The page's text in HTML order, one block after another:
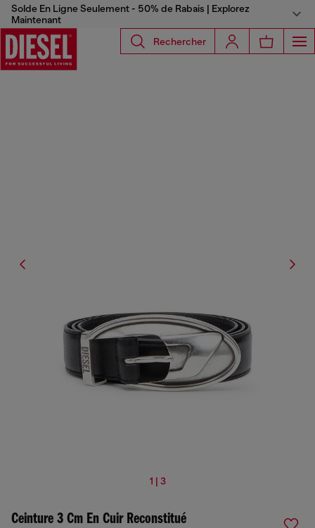
Solde En Ligne Seulement - 50% de Rabais | Explorez
Maintenant
Rechercher
1 | 3
Ceinture 3 Cm En Cuir Reconstitué